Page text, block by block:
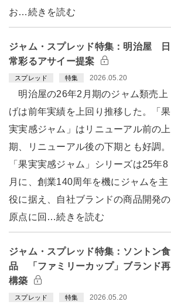
お…続きを読む
ジャム・スプレッド特集：明治屋 日
常彩るアサイー提案
スプレッド 特集 2026.05.20
明治屋の26年2月期のジャム類売上
げは前年実績を上回り推移した。「果
実実感ジャム」はリニューアル前の上
期、リニューアル後の下期とも好調。
「果実実感ジャム」シリーズは25年8
月に、創業140周年を機にジャムを主
役に据え、自社ブランドの商品開発の
原点に回…続きを読む
ジャム・スプレッド特集：ソントン食
品 「ファミリーカップ」ブランド再
構築
スプレッド 特集 2026.05.20